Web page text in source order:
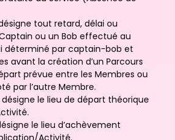
tout retard, délai ou
ou un Bob effectué au
déterminé par captain-bob et
avant la création d’un Parcours
prévue entre les Membres ou
par l’autre Membre.
désigne le lieu de départ théorique
le lieu d’achèvement